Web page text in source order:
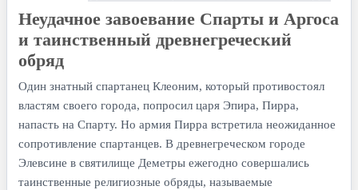
Неудачное завоевание Спарты и Аргоса
и таинственный древнегреческий
обряд
Один знатный спартанец Клеоним, который противостоял
властям своего города, попросил царя Эпира, Пирра,
напасть на Спарту. Но армия Пирра встретила неожиданное
сопротивление спартанцев. В древнегреческом городе
Элевсине в святилище Деметры ежегодно совершались
таинственные религиозные обряды, называемые